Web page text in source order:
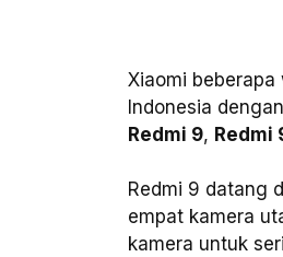
Xiaomi
Indonesia
Redmi 9, Redmi
Redmi 9 datang
empat kamera
kamera untuk